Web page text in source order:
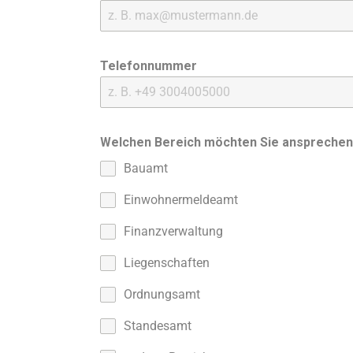
Telefonnummer
Welchen Bereich möchten Sie
Bauamt
Einwohnermeldeamt
Finanzverwaltung
Liegenschaften
Ordnungsamt
Standesamt